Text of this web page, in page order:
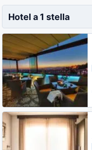
Hotel a 1 stella